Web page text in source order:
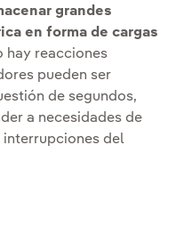
grandes
en forma de cargas
hay reacciones
pueden ser
de segundos,
a necesidades de
interrupciones del